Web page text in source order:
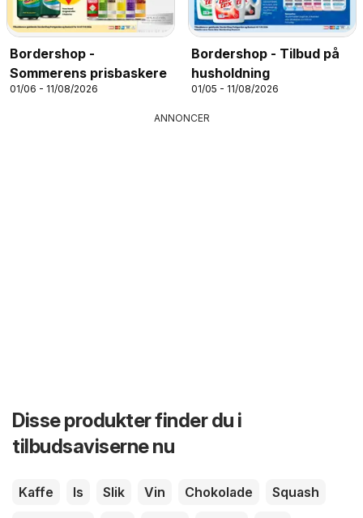
Bordershop -
Sommerens prisbaskere
01/06 - 11/08/2026
Bordershop - Tilbud på
husholdning
01/05 - 11/08/2026
ANNONCER
Disse produkter finder du i
tilbudsaviserne nu
Kaffe Is Slik Vin Chokolade
Squash